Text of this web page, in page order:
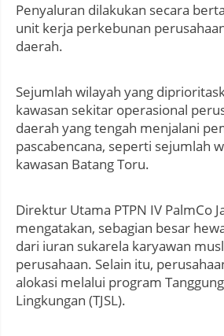
Penyaluran dilakukan secara
unit kerja perkebunan
daerah.
Sejumlah wilayah yang
kawasan sekitar operasional
daerah yang tengah menjalani
pascabencana, seperti sejumlah
kawasan Batang Toru.
Direktur Utama PTPN IV PalmCo
mengatakan, sebagian besar
dari iuran sukarela karyawan
perusahaan. Selain itu,
alokasi melalui program
Lingkungan (TJSL).